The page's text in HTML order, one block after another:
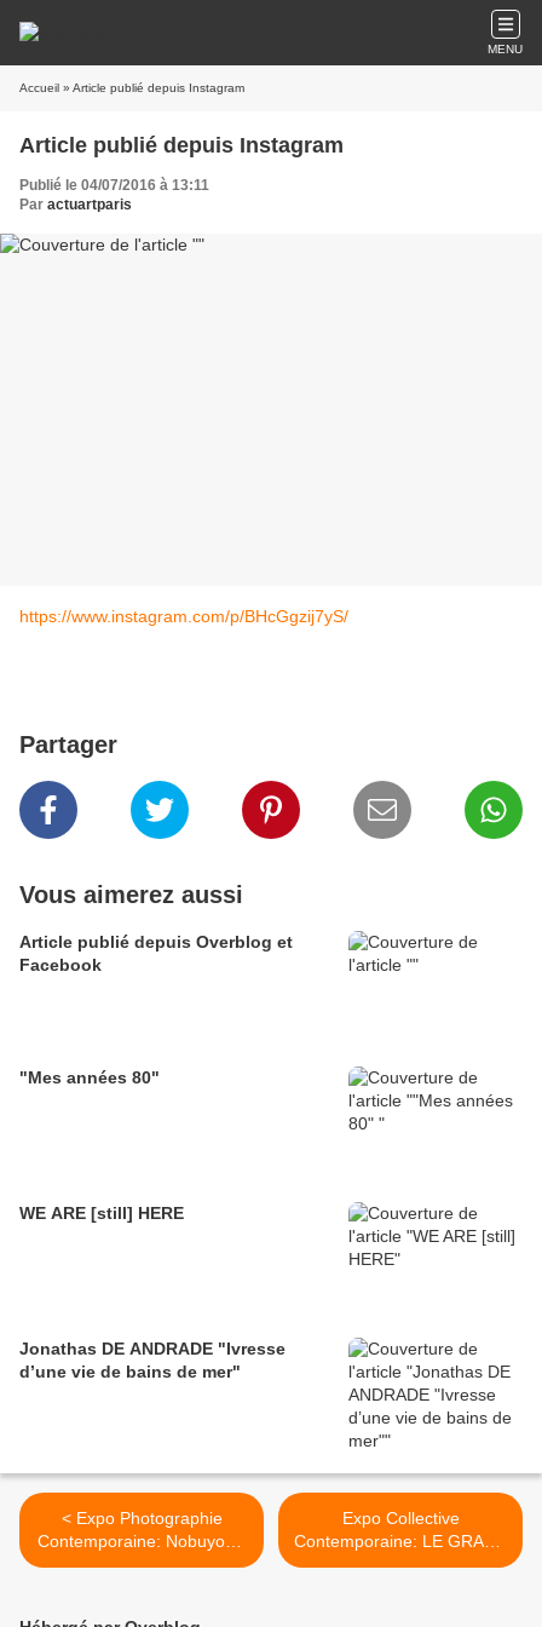
MENU
Accueil » Article publié depuis Instagram
Article publié depuis Instagram
Publié le 04/07/2016 à 13:11
Par actuartparis
https://www.instagram.com/p/BHcGgzij7yS/
Partager
Vous aimerez aussi
Article publié depuis Overblog et
Facebook
"Mes années 80"
WE ARE [still] HERE
Jonathas DE ANDRADE "Ivresse
d’une vie de bains de mer"
< Expo Photographie
Contemporaine: Nobuyoshi
ARAKI
Expo Collective
Contemporaine: LE GRAND
ORCHESTRE DES